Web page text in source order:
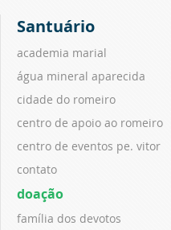
Santuário
academia marial
água mineral aparecida
cidade do romeiro
centro de apoio ao romeiro
centro de eventos pe. vitor
contato
doação
família dos devotos